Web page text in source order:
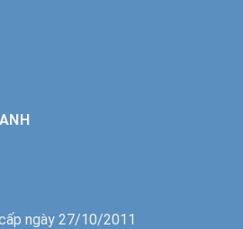
ngày 27/10/2011